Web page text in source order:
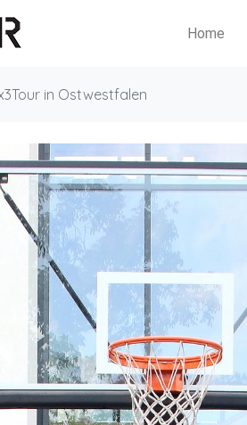
Home
in Ostwestfalen